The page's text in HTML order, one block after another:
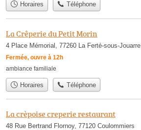
Horaires Téléphone
La Crêperie du Petit Morin
4 Place Mémorial, 77260 La Ferté-sous-Jouarre
Fermée, ouvre à 12h
ambiance familiale
Horaires Téléphone
La crèpoise creperie restaurant
48 Rue Bertrand Flornoy, 77120 Coulommiers